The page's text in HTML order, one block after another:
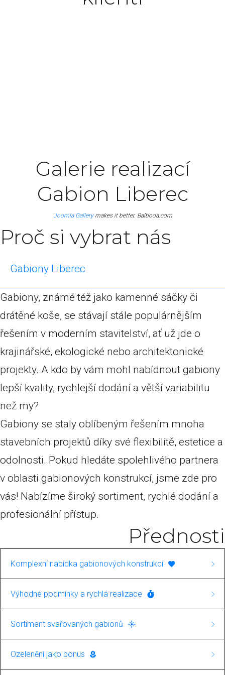
Galerie realizací
Gabion Liberec
Joomla Gallerymakes it better. Balbooa.com
Proč si vybrat nás
Gabiony Liberec
Gabiony, známé též jako kamenné sáčky či
drátěné koše, se stávají stále populárnějším
řešením v moderním stavitelství, ať už jde o
krajinářské, ekologické nebo architektonické
projekty. A kdo by vám mohl nabídnout gabiony
lepší kvality, rychlejší dodání a větší variabilitu
než my?
Gabiony se staly oblíbeným řešením mnoha
stavebních projektů díky své flexibilitě, estetice a
odolnosti. Pokud hledáte spolehlivého partnera
v oblasti gabionových konstrukcí, jsme zde pro
vás! Nabízíme široký sortiment, rychlé dodání a
profesionální přístup.
Přednosti
Komplexní nabídka gabionových konstrukcí
Naše společnost se specializuje na výstavbu
gabionových konstrukcí. V rámci této služby
nabízíme jak svařované, tak i pletené gabiony.
To zajišťuje širokou škálu aplikací, od
jednoduchých dekorativních prvků až po
Výhodné podmínky a rychlá realizace
Ponosíme se rychlými dodacími lhůtami a
nabízíme výrobky za skvělé ceny. Pro nás je
důležitá nejen kvalita, ale i spokojenost
zákazníků s cenovou nabídkou a rychlostí
Sortiment svařovaných gabionů
Máte zájem o svařované gabiony? U nás najdete
kompletní nabídku těchto výrobků, vhodných
Ozelenění jako bonus